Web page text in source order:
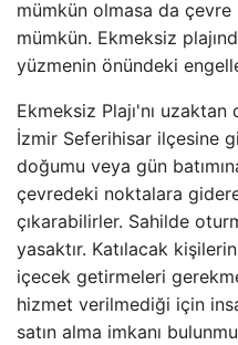
mümkün olmasa da
mümkün. Ekmeksiz
yüzmenin önündeki
Ekmeksiz Plajı'nı
İzmir Seferihisar ilçesine
doğumu veya gün
çevredeki noktalara
çıkarabilirler. Sahilde
yasaktır. Katılacak
içecek getirmeleri
hizmet verilmediği için
satın alma imkanı